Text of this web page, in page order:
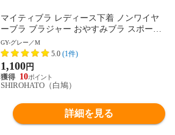
マイティブラ レディース下着 ノンワイヤ
ーブラ ブラジャー おやすみブラ スポーツ
ブラ ワイヤレスブラ ナイトブラ
GY-グレー／M
5.0 (1件)
1,100円
10
SHIROHATO（白鳩）
詳細を見る